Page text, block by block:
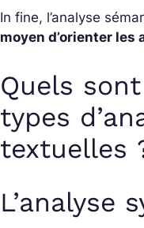
In fine, l’analyse
moyen d’orienter
Quels
types
textuelles
L’analyse